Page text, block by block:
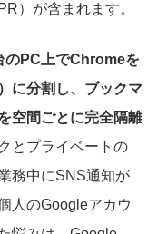
）が含まれます。
のPC上でChromeを
に分割し、ブックマ
空間ごとに完全隔離
とプライベートの
務中にSNS通知が
人のGoogleアカウ